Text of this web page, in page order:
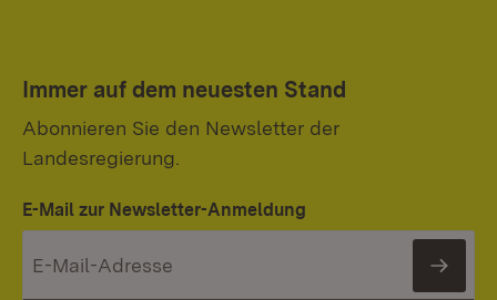
Immer auf dem neuesten Stand
Abonnieren Sie den Newsletter der
Landesregierung.
E-Mail zur Newsletter-Anmeldung